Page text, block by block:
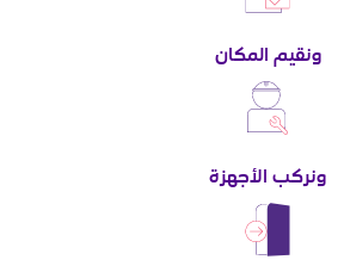
ونقيم المكان
ونركب الأجهزة